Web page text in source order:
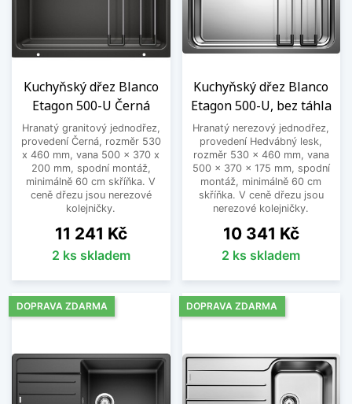
Kuchyňský dřez Blanco
Etagon 500-U Černá
Hranatý granitový jednodřez,
provedení Černá, rozměr 530
x 460 mm, vana 500 x 370 x
200 mm, spodní montáž,
minimálně 60 cm skříňka. V
ceně dřezu jsou nerezové
kolejničky.
Cena
11 241 Kč
2 ks skladem
Kuchyňský dřez Blanco
Etagon 500-U, bez táhla
Hranatý nerezový jednodřez,
provedení Hedvábný lesk,
rozměr 530 x 460 mm, vana
500 x 370 x 175 mm, spodní
montáž, minimálně 60 cm
skříňka. V ceně dřezu jsou
nerezové kolejničky.
Cena
10 341 Kč
2 ks skladem
DOPRAVA ZDARMA DOPRAVA ZDARMA